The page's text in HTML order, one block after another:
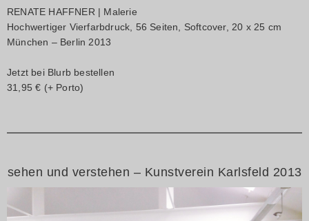
RENATE HAFFNER | Malerie
Hochwertiger Vierfarbdruck, 56 Seiten, Softcover, 20 x 25 cm
München – Berlin 2013
Jetzt bei Blurb bestellen
31,95 € (+ Porto)
sehen und verstehen – Kunstverein Karlsfeld 2013